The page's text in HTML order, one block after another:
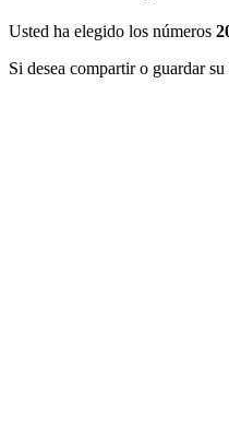
Usted ha elegido los números
Si desea compartir o guardar